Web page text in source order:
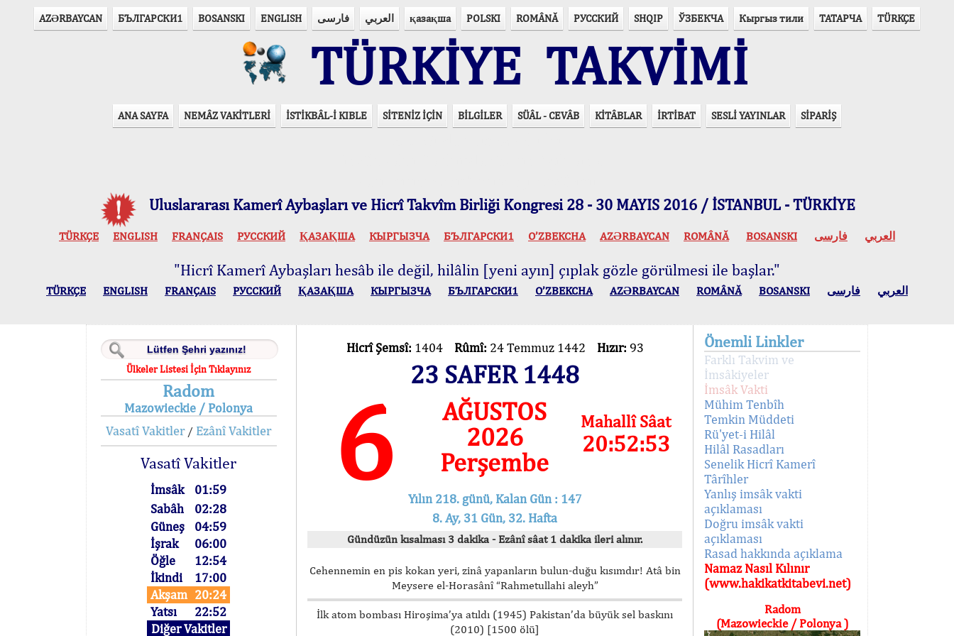
AZӘRBAYCAN БЪЛГАРСКИ1 BOSANSKI ENGLISH فارسی العربي қазақша POLSKI ROMÂNĂ РУССКИЙ SHQIP ЎЗБЕКЧА Кыргыз тили ТАТАРЧА TÜRKÇE
TÜRKİYE TAKVİMİ
ANA SAYFA NEMÂZ VAKİTLERİ İSTİKBÂL-İ KIBLE SİTENİZ İÇİN BİLGİLER SÜÂL - CEVÂB KİTÂBLAR İRTİBAT SESLİ YAYINLAR SİPARİŞ
Uluslararası Kamerî Aybaşları ve Hicrî Takvîm Birliği Kongresi 28 - 30 MAYIS 2016 / İSTANBUL - TÜRKİYE
TÜRKÇE ENGLISH FRANÇAIS РУССКИЙ ҚАЗАҚША КЫPГЫЗЧA БЪЛГАРСКИ1 O’ZBEKCHA AZӘRBAYCAN ROMÂNĂ BOSANSKI العربي فارسی
"Hicrî Kamerî Aybaşları hesâb ile değil, hilâlin [yeni ayın] çıplak gözle görülmesi ile başlar."
TÜRKÇE ENGLISH FRANÇAIS РУССКИЙ ҚАЗАҚША КЫPГЫЗЧA БЪЛГАРСКИ1 O’ZBEKCHA AZӘRBAYCAN ROMÂNĂ BOSANSKI العربي فارسی
Ülkeler Listesi İçin Tıklayınız
Radom
Mazowieckie / Polonya
Vasatî Vakitler/ Ezânî Vakitler
Vasatî Vakitler
İmsâk
01:59
Sabâh
02:28
Güneş
04:59
İşrak
06:00
Öğle
12:54
İkindi
17:00
Akşam 20:24
Yatsı
22:52
Diğer Vakitler
Hicrî Şemsî: 1404 Rûmî: 24 Temmuz 1442 Hızır: 93
23 SAFER 1448
6
AĞUSTOS
2026
Perşembe
Mahallî Sâat
20:52:53
Yılın 218. günü, Kalan Gün : 147
8. Ay, 31 Gün, 32. Hafta
Gündüzün kısalması 3 dakika - Ezânî sâat 1 dakika ileri alınır.
Cehennemin en pis kokan yeri, zinâ yapanların bulun-duğu kısımdır! Atâ bin
Meysere el-Horasânî “Rahmetullahi aleyh”
İlk atom bombası Hiroşima’ya atıldı (1945) Pakistan’da büyük sel baskını
(2010) [1500 ölü]
Önemli Linkler
Farklı Takvim ve
İmsâkiyeler
İmsâk Vakti
Mühim Tenbîh
Temkin Müddeti
Rü'yet-i Hilâl
Hilâl Rasadları
Senelik Hicrî Kamerî
Târîhler
Yanlış imsâk vakti
açıklaması
Doğru imsâk vakti
açıklaması
Rasad hakkında açıklama
Namaz Nasıl Kılınır
(www.hakikatkitabevi.net)
Radom
(Mazowieckie / Polonya )